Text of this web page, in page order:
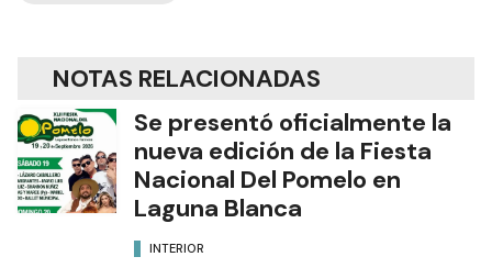
NOTAS RELACIONADAS
Se presentó oficialmente la
nueva edición de la Fiesta
Nacional Del Pomelo en
Laguna Blanca
INTERIOR